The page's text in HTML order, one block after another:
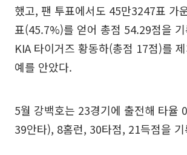
했고, 팬 투표에서도 45만3247표 가
표(45.7%)를 얻어 총점 54.29점을
KIA 타이거즈 황동하(총점 17점)를
예를 안았다.
5월 강백호는 23경기에 출전해 타율
39안타), 8홈런, 30타점, 21득점을